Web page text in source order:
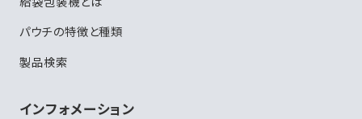
パウチの特徴と種類
製品検索
インフォメーション